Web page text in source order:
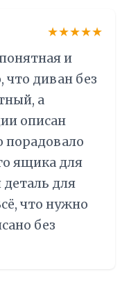
★★★★★
и
что диван без
а
описан
порадовало
ящика для
для
что нужно
без